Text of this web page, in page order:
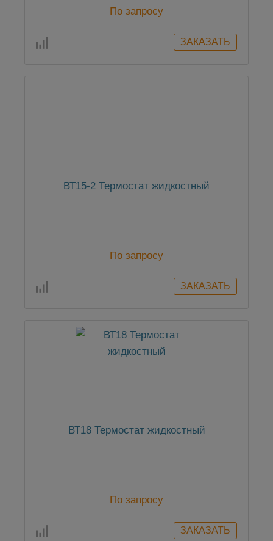
По запросу
ВТ15-2 Термостат жидкостный
По запросу
ВТ18 Термостат жидкостный
По запросу